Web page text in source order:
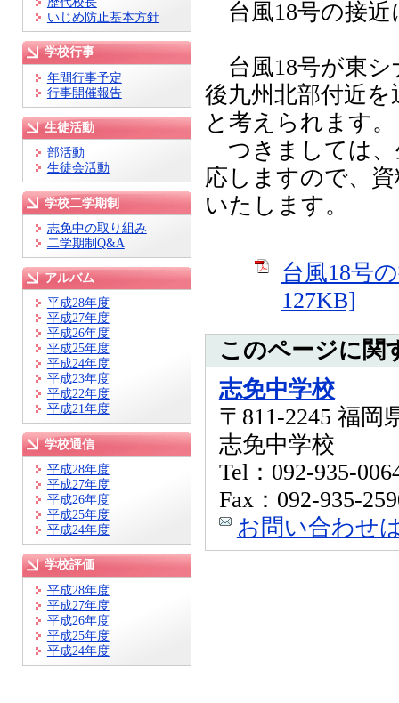
いじめ防止基本方針
学校行事
年間行事予定
行事開催報告
生徒活動
部活動
生徒会活動
学校二学期制
志免中の取り組み
二学期制Q&A
アルバム
平成28年度
平成27年度
平成26年度
平成25年度
平成24年度
平成23年度
平成22年度
平成21年度
学校通信
平成28年度
平成27年度
平成26年度
平成25年度
平成24年度
学校評価
平成28年度
平成27年度
平成26年度
平成25年度
平成24年度
台風18号の接近
台風18号が東シ
後九州北部付近
と考えられます。
つきましては、
応しますので、
いたします。
台風18号
127KB]
このページに関
志免中学校
〒811-2245 福岡
志免中学校
Tel：092-935-
Fax：092-935-
お問い合わせ